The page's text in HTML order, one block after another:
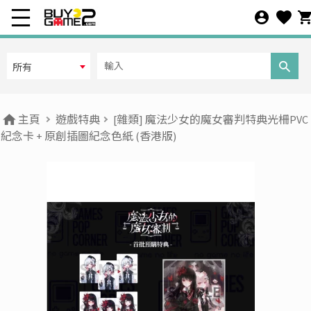
所有
主頁 遊戲特典
[雜類] 魔法少女的魔女審判特典光柵PVC
紀念卡 + 原創插圖紀念色紙 (香港版)